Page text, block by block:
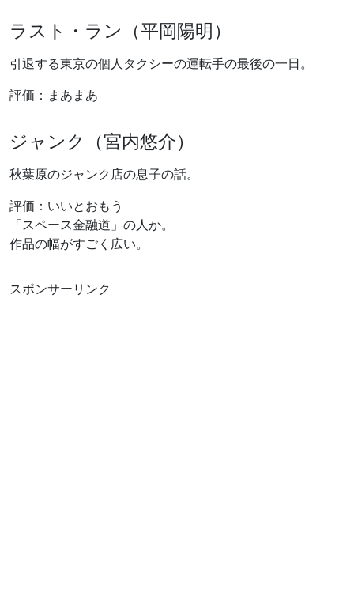
ラスト・ラン（平岡陽明）
引退する東京の個人タクシーの運転手の最後の一日。
評価：まあまあ
ジャンク（宮内悠介）
秋葉原のジャンク店の息子の話。
評価：いいとおもう
「スペース金融道」の人か。
作品の幅がすごく広い。
スポンサーリンク